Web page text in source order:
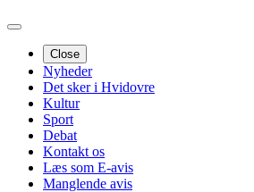
Close
Nyheder
Det sker i Hvidovre
Kultur
Sport
Debat
Kontakt os
Læs som E-avis
Manglende avis